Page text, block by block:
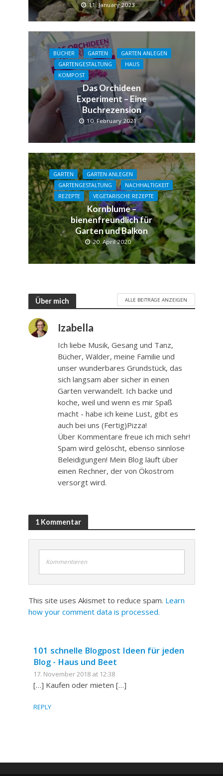
11. January 2023
BÜCHER GARTEN
GARTEN ANLEGEN
GARTENGESTALTUNG
HAUS
KOMPOST
Das Orchideen
Experiment – Eine
Buchrezension
10. February 2021
GARTEN
GARTEN ANLEGEN
GARTENGESTALTUNG
NACHHALTIGKEIT
REZEPTE
VEGETARISCHE REZEPTE
Kornblume –
bienenfreundlich für
Garten und Balkon
20. April 2020
Über mich ALLE BEITRÄGE ANZEIGEN
Izabella
Ich liebe Musik, Gesang und Tanz,
Bücher, Wälder, meine Familie und
unser wunderbares Grundstück, das
sich langsam aber sicher in einen
Garten verwandelt. Ich backe und
koche, weil und wenn es mir Spaß
macht - habe ich keine Lust, gibt es
auch bei uns (Fertig)Pizza!
Über Kommentare freue ich mich sehr!
Spam wird gelöscht, ebenso sinnlose
Beleidigungen! Mein Blog läuft über
einen Rechner, der von Ökostrom
versorgt wird.
1 Kommentar
Kommentieren
This site uses Akismet to reduce spam. Learn
how your comment data is processed.
101 schnelle Blogpost Ideen für jeden
Blog - Haus und Beet
17. November 2018 at 12:38
[…] Kaufen oder mieten […]
REPLY